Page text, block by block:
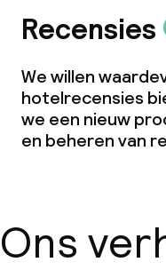
Recensies
We willen
hotelrecensies
we een nieuw
en beheren van
Ons